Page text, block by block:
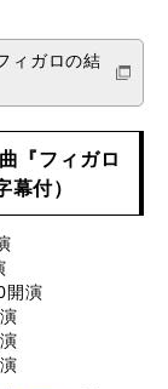
ィガロの結
『フィガロ
付）
開演